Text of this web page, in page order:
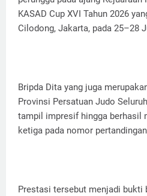
KASAD Cup XVI Tahun 2026
Cilodong, Jakarta, pada 25–28
Bripda Dita yang juga
Provinsi Persatuan Judo
tampil impresif hingga berhasil
ketiga pada nomor
Prestasi tersebut menjadi bukti